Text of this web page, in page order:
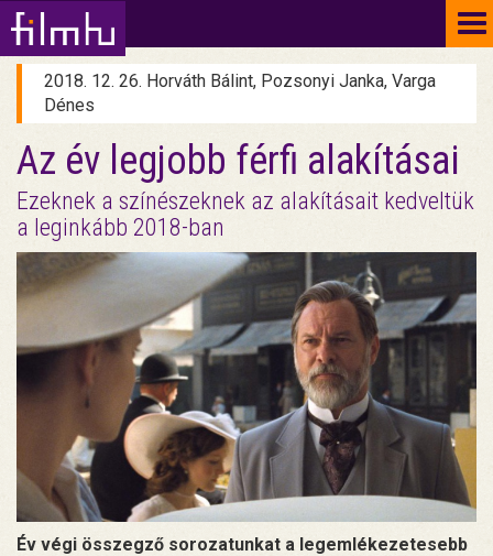
2018. 12. 26. Horváth Bálint, Pozsonyi Janka, Varga
Dénes
Az év legjobb férfi alakításai
Ezeknek a színészeknek az alakításait kedveltük
a leginkább 2018-ban
Év végi összegző sorozatunkat a legemlékezetesebb